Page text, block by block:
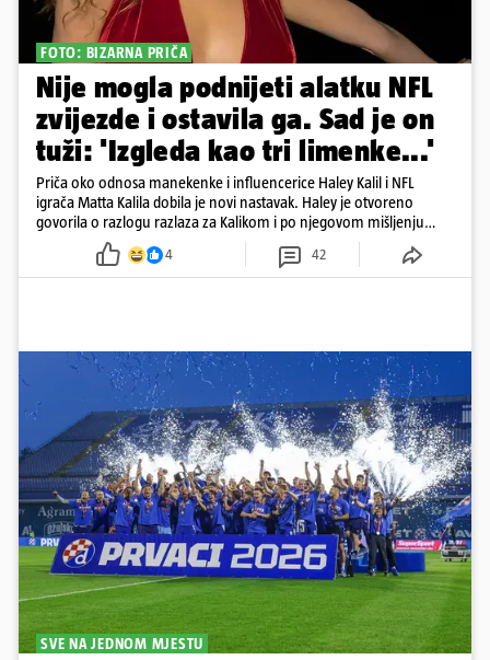
FOTO: BIZARNA PRIČA
Nije mogla podnijeti alatku NFL
zvijezde i ostavila ga. Sad je on
tuži: 'Izgleda kao tri limenke...'
Priča oko odnosa manekenke i influencerice Haley Kalil i NFL
igrača Matta Kalila dobila je novi nastavak. Haley je otvoreno
govorila o razlogu razlaza za Kalikom i po njegovom mišljenju
prešla granicu dobrog ukusa
4 42
SVE NA JEDNOM MJESTU